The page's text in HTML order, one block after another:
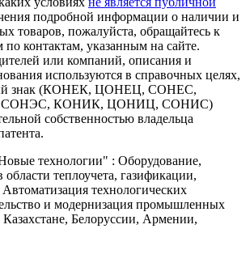
подробной информации о наличии и
товаров, пожалуйста, обращайтесь к
контактам, указанным на сайте.
или компаний, описания и
используются в справочных целях,
знак (КОНЕК, ЦОНЕЦ, СОНЕС,
КОНИК, ЦОНИЦ, СОНИС)
собственностью владельца
технологии" : Оборудование,
теплоучета, газификации,
технологических
и модернизация промышленных
Белоруссии, Армении,